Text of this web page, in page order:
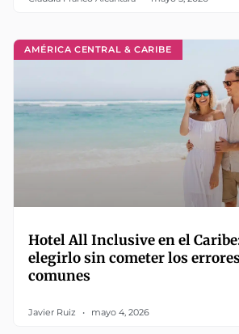
AMÉRICA CENTRAL & CARIBE
Hotel All Inclusive en el
elegirlo sin cometer los
comunes
Javier Ruiz mayo 4, 2026